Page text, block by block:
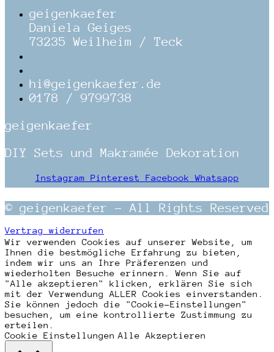
geigenkaefer
Daniela Geiges
73235 Weilheim / Teck
hi@geigenkaefer.de
0178 / 9799738
geigenkaefer
DIY Sets und Makramée Dekoration
Instagram Pinterest Facebook Whatsapp
© geigenkaefer – All Rights Reserved
Vertrag widerrufen
Wir verwenden Cookies auf unserer Website, um
Ihnen die bestmögliche Erfahrung zu bieten,
indem wir uns an Ihre Präferenzen und
wiederholten Besuche erinnern. Wenn Sie auf
"Alle akzeptieren" klicken, erklären Sie sich
mit der Verwendung ALLER Cookies einverstanden.
Sie können jedoch die "Cookie-Einstellungen"
besuchen, um eine kontrollierte Zustimmung zu
erteilen.
Cookie Einstellungen Alle Akzeptieren